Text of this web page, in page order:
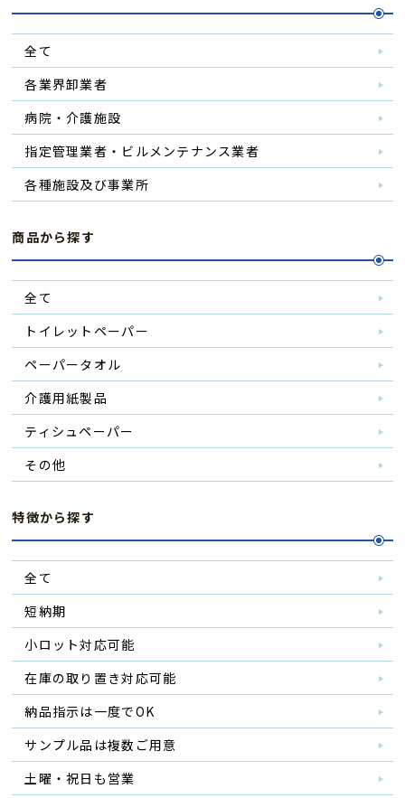
全て
各業界卸業者
病院・介護施設
指定管理業者・ビルメンテナンス業者
各種施設及び事業所
商品から探す
全て
トイレットペーパー
ペーパータオル
介護用紙製品
ティシュペーパー
その他
特徴から探す
全て
短納期
小ロット対応可能
在庫の取り置き対応可能
納品指示は一度でOK
サンプル品は複数ご用意
土曜・祝日も営業